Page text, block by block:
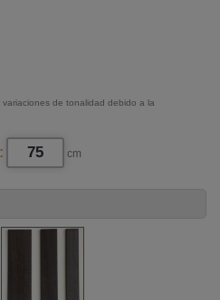
de tonalidad debido a la
cm